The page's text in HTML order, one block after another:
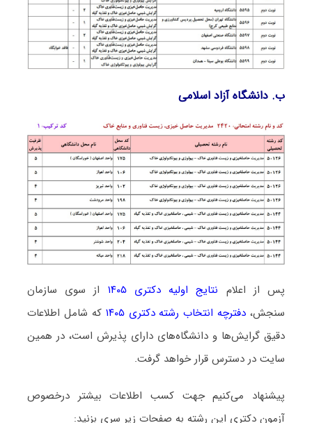
ب. دانشگاه آزاد اﺳﻼمی
پس از اعلام نتایج اولیه دکتری ۱۴۰۵
از سوی سازمان
سنجش، دفترچه انتخاب رشته دکتری ۱۴۰۵
که شامل اطلاعات
دقیق گرایش‌ها و دانشگاه‌های دارای پذیرش است، در همین
سایت در دسترس قرار خواهد گرفت.
پیشنهاد می‌کنیم جهت کسب اطلاعات بیشتر درخصوص
آزمون دکتری این رشته به صفحات زیر سری بزنید: